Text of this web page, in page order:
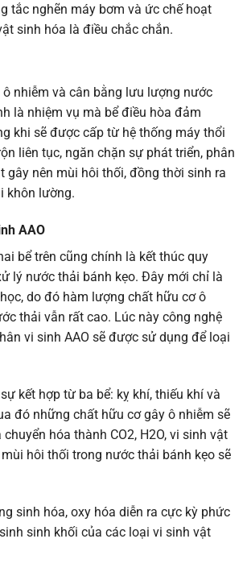
tắc nghẽn máy bơm và ức chế hoạt
sinh hóa là điều chắc chắn.
nhiễm và cân bằng lưu lượng nước
là nhiệm vụ mà bể điều hòa đảm
khi sẽ được cấp từ hệ thống máy thổi
liên tục, ngăn chặn sự phát triển, phân
gây nên mùi hôi thối, đồng thời sinh ra
khôn lường.
AAO
bể trên cũng chính là kết thúc quy
lý nước thải bánh kẹo. Đây mới chỉ là
do đó hàm lượng chất hữu cơ ô
thải vẫn rất cao. Lúc này công nghệ
vi sinh AAO sẽ được sử dụng để loại
kết hợp từ ba bể: kỵ khí, thiếu khí và
đó những chất hữu cơ gây ô nhiễm sẽ
hóa thành CO2, H2O, vi sinh vật
hôi thối trong nước thải bánh kẹo sẽ
sinh hóa, oxy hóa diễn ra cực kỳ phức
sinh khối của các loại vi sinh vật